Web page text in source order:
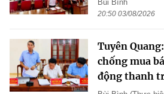
Bùi Bình
20:50 03/08/2026
Tuyên
chống mua
động thanh